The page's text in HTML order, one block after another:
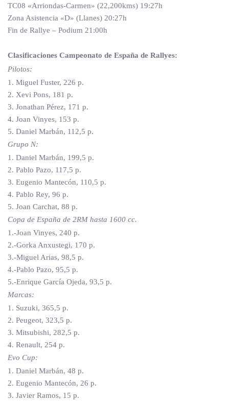
TC08 «Arriondas-Carmen» (22,200kms) 19:27h
Zona Asistencia «D» (Llanes) 20:27h
Fin de Rallye – Podium 21:00h
Clasificaciones Campeonato de España de Rallyes:
Pilotos:
1. Miguel Fuster, 226 p.
2. Xevi Pons, 181 p.
3. Jonathan Pérez, 171 p.
4. Joan Vinyes, 153 p.
5. Daniel Marbán, 112,5 p.
Grupo N:
1. Daniel Marbán, 199,5 p.
2. Pablo Pazo, 117,5 p.
3. Eugenio Mantecón, 110,5 p.
4. Pablo Rey, 96 p.
5. Joan Carchat, 88 p.
Copa de España de 2RM hasta 1600 cc.
1.-Joan Vinyes, 240 p.
2.-Gorka Anxustegi, 170 p.
3.-Miguel Arias, 98,5 p.
4.-Pablo Pazo, 95,5 p.
5.-Enrique García Ojeda, 93,5 p.
Marcas:
1. Suzuki, 365,5 p.
2. Peugeot, 323,5 p.
3. Mitsubishi, 282,5 p.
4. Renault, 254 p.
Evo Cup:
1. Daniel Marbán, 48 p.
2. Eugenio Mantecón, 26 p.
3. Javier Ramos, 15 p.